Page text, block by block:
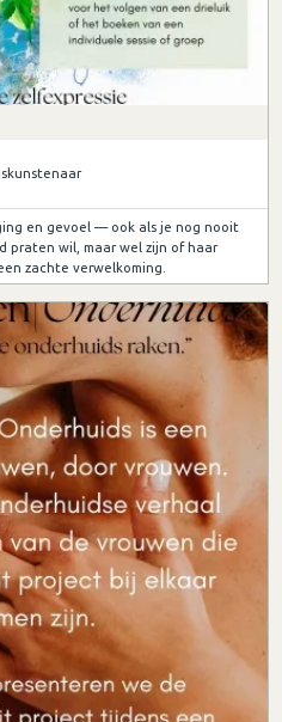
en gevoel — ook als je nog nooit
praten wil, maar wel zijn of haar
zachte verwelkoming.